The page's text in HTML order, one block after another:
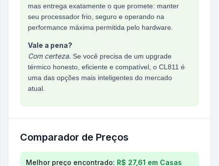
mas entrega exatamente o que promete: manter
seu processador frio, seguro e operando na
performance máxima permitida pelo hardware.
Vale a pena?
Com certeza. Se você precisa de um upgrade
térmico honesto, eficiente e compatível, o CL811 é
uma das opções mais inteligentes do mercado
atual.
Comparador de Preços
Comparação de preços paraCooler para
Melhor preço encontrado: R$ 27,61 em Casas